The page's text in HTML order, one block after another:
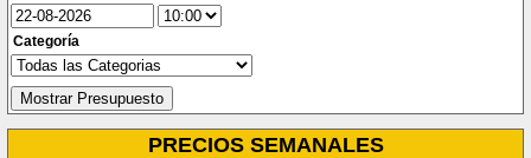
Categoría
PRECIOS SEMANALES